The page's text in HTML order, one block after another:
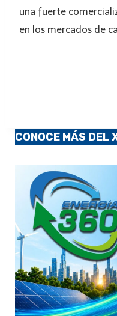
una fuerte
en los mercados de
CONOCE MÁS DEL